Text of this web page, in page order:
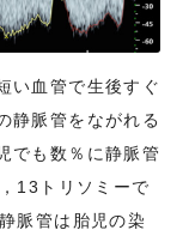
い血管で生後すぐ
静脈管をながれる
でも数％に静脈管
13トリソミーで
脈管は胎児の染